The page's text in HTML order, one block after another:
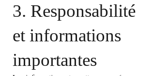
3. Responsabilité
et informations
importantes